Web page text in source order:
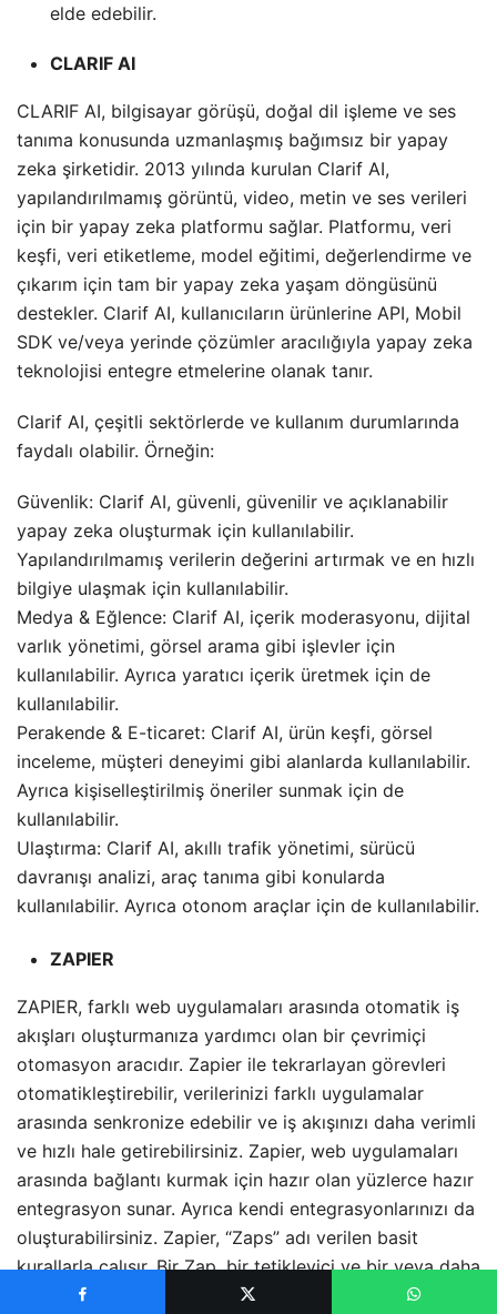
elde edebilir.
CLARIF AI
CLARIF AI, bilgisayar görüşü, doğal dil işleme ve ses
tanıma konusunda uzmanlaşmış bağımsız bir yapay
zeka şirketidir. 2013 yılında kurulan Clarif AI,
yapılandırılmamış görüntü, video, metin ve ses verileri
için bir yapay zeka platformu sağlar. Platformu, veri
keşfi, veri etiketleme, model eğitimi, değerlendirme ve
çıkarım için tam bir yapay zeka yaşam döngüsünü
destekler. Clarif AI, kullanıcıların ürünlerine API, Mobil
SDK ve/veya yerinde çözümler aracılığıyla yapay zeka
teknolojisi entegre etmelerine olanak tanır.
Clarif AI, çeşitli sektörlerde ve kullanım durumlarında
faydalı olabilir. Örneğin:
Güvenlik: Clarif AI, güvenli, güvenilir ve açıklanabilir
yapay zeka oluşturmak için kullanılabilir.
Yapılandırılmamış verilerin değerini artırmak ve en hızlı
bilgiye ulaşmak için kullanılabilir.
Medya & Eğlence: Clarif AI, içerik moderasyonu, dijital
varlık yönetimi, görsel arama gibi işlevler için
kullanılabilir. Ayrıca yaratıcı içerik üretmek için de
kullanılabilir.
Perakende & E-ticaret: Clarif AI, ürün keşfi, görsel
inceleme, müşteri deneyimi gibi alanlarda kullanılabilir.
Ayrıca kişiselleştirilmiş öneriler sunmak için de
kullanılabilir.
Ulaştırma: Clarif AI, akıllı trafik yönetimi, sürücü
davranışı analizi, araç tanıma gibi konularda
kullanılabilir. Ayrıca otonom araçlar için de kullanılabilir.
ZAPIER
ZAPIER, farklı web uygulamaları arasında otomatik iş
akışları oluşturmanıza yardımcı olan bir çevrimiçi
otomasyon aracıdır. Zapier ile tekrarlayan görevleri
otomatikleştirebilir, verilerinizi farklı uygulamalar
arasında senkronize edebilir ve iş akışınızı daha verimli
ve hızlı hale getirebilirsiniz. Zapier, web uygulamaları
arasında bağlantı kurmak için hazır olan yüzlerce hazır
entegrasyon sunar. Ayrıca kendi entegrasyonlarınızı da
oluşturabilirsiniz. Zapier, “Zaps” adı verilen basit
kurallarla çalışır. Bir Zap, bir tetikleyici ve bir veya daha
fazla eylemden oluşur. Tetikleyici, bir iş akışını başlatan